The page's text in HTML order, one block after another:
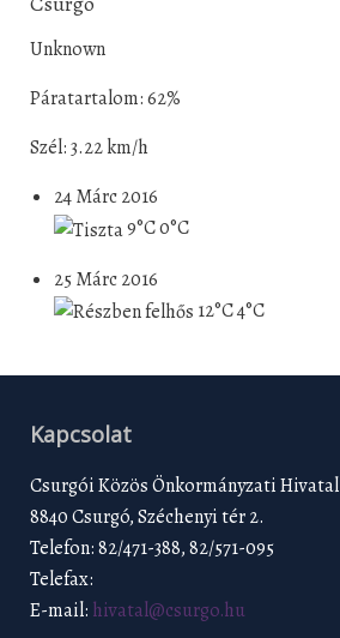
Unknown
Páratartalom: 62%
Szél: 3.22 km/h
24 Márc 2016
9°C0°C
25 Márc 2016
12°C4°C
Kapcsolat
Csurgói Közös Önkormányzati Hivatal
8840 Csurgó, Széchenyi tér 2.
Telefon: 82/471-388, 82/571-095
Telefax:
E-mail: hivatal@csurgo.hu